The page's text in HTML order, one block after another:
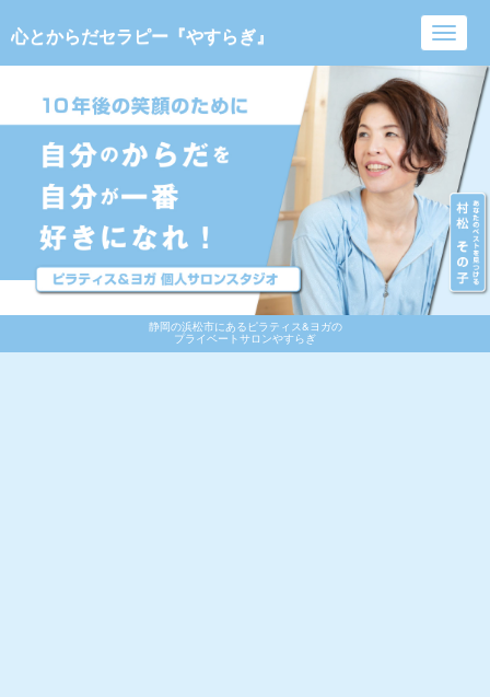
静岡の浜松市にあるピラティス&ヨガの
プライベートサロンやすらぎ
心とからだセラピー『やすらぎ』